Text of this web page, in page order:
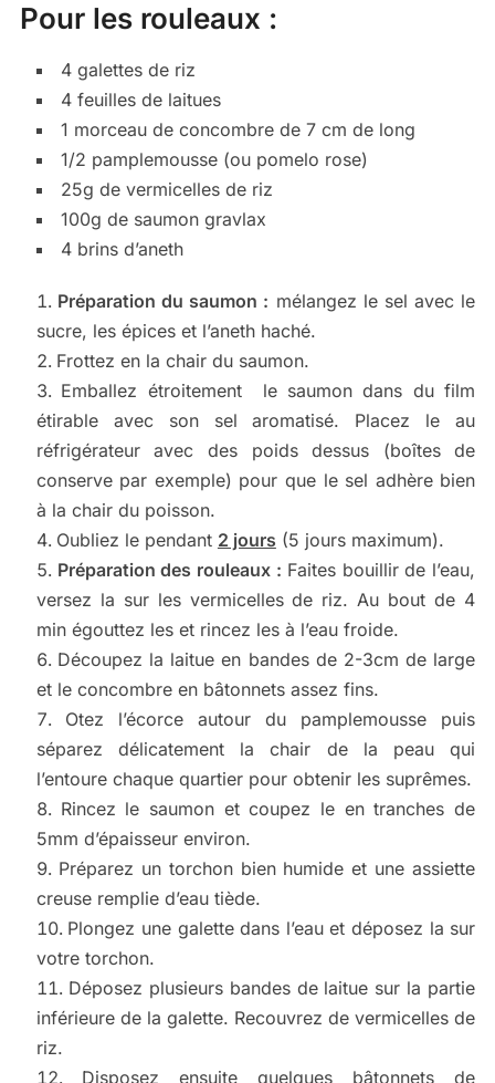
Pour les rouleaux :
4 galettes de riz
4 feuilles de laitues
1 morceau de concombre de 7 cm de long
1/2 pamplemousse (ou pomelo rose)
25g de vermicelles de riz
100g de saumon gravlax
4 brins d’aneth
Préparation du saumon : mélangez le sel avec le
sucre, les épices et l’aneth haché.
Frottez en la chair du saumon.
Emballez étroitement le saumon dans du film
étirable avec son sel aromatisé. Placez le au
réfrigérateur avec des poids dessus (boîtes de
conserve par exemple) pour que le sel adhère bien
à la chair du poisson.
Oubliez le pendant 2 jours (5 jours maximum).
Préparation des rouleaux : Faites bouillir de l’eau,
versez la sur les vermicelles de riz. Au bout de 4
min égouttez les et rincez les à l’eau froide.
Découpez la laitue en bandes de 2-3cm de large
et le concombre en bâtonnets assez fins.
Otez l’écorce autour du pamplemousse puis
séparez délicatement la chair de la peau qui
l’entoure chaque quartier pour obtenir les suprêmes.
Rincez le saumon et coupez le en tranches de
5mm d’épaisseur environ.
Préparez un torchon bien humide et une assiette
creuse remplie d’eau tiède.
Plongez une galette dans l’eau et déposez la sur
votre torchon.
Déposez plusieurs bandes de laitue sur la partie
inférieure de la galette. Recouvrez de vermicelles de
riz.
Disposez ensuite quelques bâtonnets de